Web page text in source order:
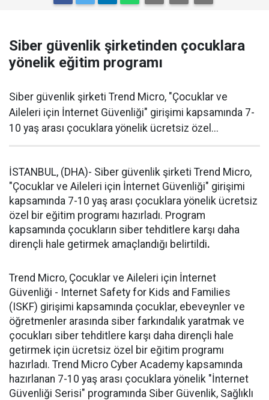
Siber güvenlik şirketinden çocuklara
yönelik eğitim programı
Siber güvenlik şirketi Trend Micro, "Çocuklar ve
Aileleri için İnternet Güvenliği" girişimi kapsamında 7-
10 yaş arası çocuklara yönelik ücretsiz özel...
İSTANBUL, (DHA)- Siber güvenlik şirketi Trend Micro,
"Çocuklar ve Aileleri için İnternet Güvenliği" girişimi
kapsamında 7-10 yaş arası çocuklara yönelik ücretsiz
özel bir eğitim programı hazırladı. Program
kapsamında çocukların siber tehditlere karşı daha
dirençli hale getirmek amaçlandığı belirtildi.
Trend Micro, Çocuklar ve Aileleri için İnternet
Güvenliği - Internet Safety for Kids and Families
(ISKF) girişimi kapsamında çocuklar, ebeveynler ve
öğretmenler arasında siber farkındalık yaratmak ve
çocukları siber tehditlere karşı daha dirençli hale
getirmek için ücretsiz özel bir eğitim programı
hazırladı. Trend Micro Cyber Academy kapsamında
hazırlanan 7-10 yaş arası çocuklara yönelik "İnternet
Güvenliği Serisi" programında Siber Güvenlik, Sağlıklı